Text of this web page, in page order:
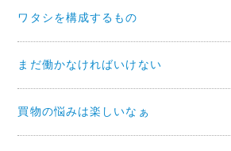
ワタシを構成するもの
まだ働かなければいけない
買物の悩みは楽しいなぁ